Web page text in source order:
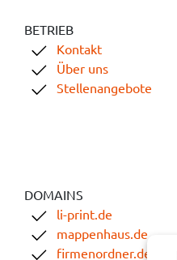
BETRIEB
Kontakt
Über uns
Stellenangebote
DOMAINS
li-print.de
mappenhaus.de
firmenordner.de